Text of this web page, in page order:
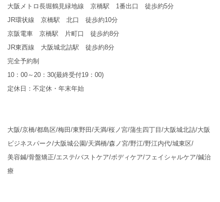
大阪メトロ長堀鶴見緑地線 京橋駅 1番出口 徒歩約5分
JR環状線 京橋駅 北口 徒歩約10分
京阪電車 京橋駅 片町口 徒歩約8分
JR東西線 大阪城北詰駅 徒歩約8分
完全予約制
10：00～20：30(最終受付19：00)
定休日：不定休・年末年始
大阪/京橋/都島区/梅田/東野田/天満/桜ノ宮/蒲生四丁目/大阪城北詰/大阪
ビジネスパーク/大阪城公園/天満橋/森ノ宮/野江/野江内代/城東区/
美容鍼/骨盤矯正/エステ/バストケア/ボディケア/フェイシャルケア/鍼治
療